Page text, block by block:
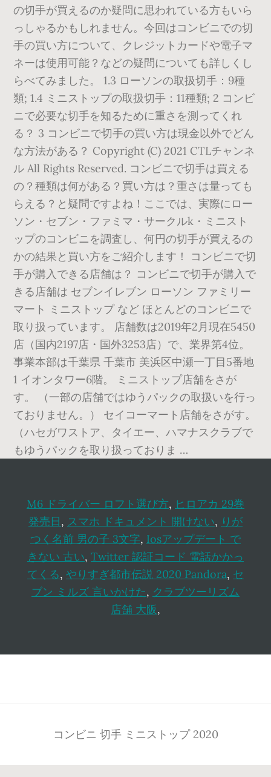
の切手が買えるのか疑問に思われている方もいら
っしゃるかもしれません。今回はコンビニでの切
手の買い方について、クレジットカードや電子マ
ネーは使用可能？などの疑問についても詳しくし
らべてみました。 1.3 ローソンの取扱切手：9種
類; 1.4 ミニストップの取扱切手：11種類; 2 コンビ
ニで必要な切手を知るために重さを測ってくれ
る？ 3 コンビニで切手の買い方は現金以外でどん
な方法がある？ Copyright (C) 2021 CTLチャンネ
ル All Rights Reserved. コンビニで切手は買える
の？種類は何がある？買い方は？重さは量っても
らえる？と疑問ですよね！ここでは、実際にロー
ソン・セブン・ファミマ・サークルk・ミニスト
ップのコンビニを調査し、何円の切手が買えるの
かの結果と買い方をご紹介します！ コンビニで切
手が購入できる店舗は？ コンビニで切手が購入で
きる店舗は セブンイレブン ローソン ファミリー
マート ミニストップ など ほとんどのコンビニで
取り扱っています。 店舗数は2019年2月現在5450
店（国内2197店・国外3253店）で、業界第4位。
事業本部は千葉県 千葉市 美浜区中瀬一丁目5番地
1 イオンタワー6階。 ミニストップ店舗をさが
す。 （一部の店舗ではゆうパックの取扱いを行っ
ておりません。） セイコーマート店舗をさがす。
（ハセガワストア、タイエー、ハマナスクラブで
もゆうパックを取り扱っておりま …
M6 ドライバー ロフト選び方, ヒロアカ 29巻
発売日, スマホ ドキュメント 開けない, りが
つく名前 男の子 3文字, Iosアップデート で
きない 古い, Twitter 認証コード 電話かかっ
てくる, やりすぎ都市伝説 2020 Pandora, セ
ブン ミルズ 言いかけた, クラブツーリズム
店舗 大阪,
コンビニ 切手 ミニストップ 2020